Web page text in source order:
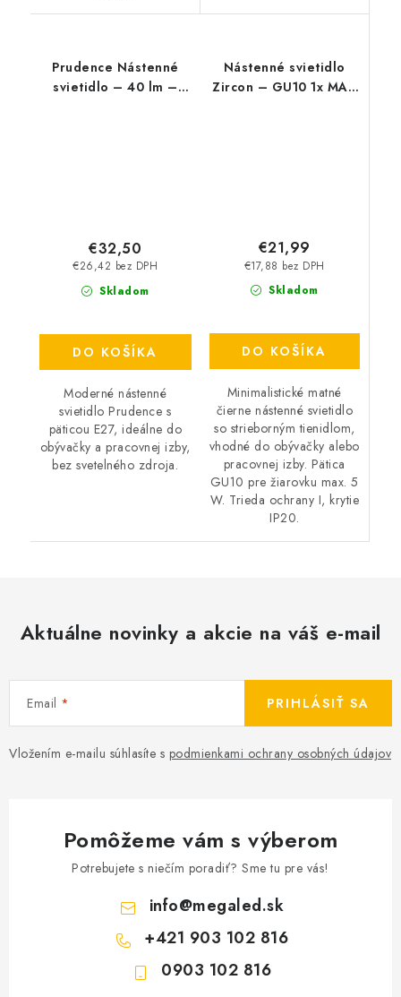
Prudence Nástenné
svietidlo – 40 lm –
Skladom
€26,42 bez DPH
€32,50
DO KOŠÍKA
Moderné nástenné
svietidlo Prudence s
päticou E27, ideálne do
obývačky a pracovnej izby,
bez svetelného zdroja.
Nástenné svietidlo
Zircon – GU10 1x MAX
Skladom
€17,88 bez DPH
€21,99
DO KOŠÍKA
Minimalistické matné
čierne nástenné svietidlo
so strieborným tienidlom,
vhodné do obývačky alebo
pracovnej izby. Pätica
GU10 pre žiarovku max. 5
W. Trieda ochrany I, krytie
IP20.
Aktuálne novinky a akcie na váš e-mail
Email
Vložením e-mailu súhlasíte s podmienkami ochrany osobných údajov
PRIHLÁSIŤ SA
Pomôžeme vám s výberom
Potrebujete s niečím poradiť? Sme tu pre vás!
info@megaled.sk
+421 903 102 816
0903 102 816